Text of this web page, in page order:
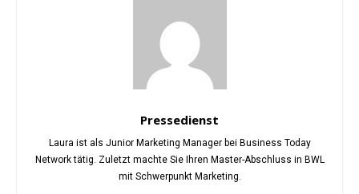
Pressedienst
Laura ist als Junior Marketing Manager bei Business Today
Network tätig. Zuletzt machte Sie Ihren Master-Abschluss in BWL
mit Schwerpunkt Marketing.